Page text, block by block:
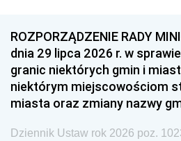
ROZPORZĄDZENIE RADY
dnia 29 lipca 2026 r. w
granic niektórych gmin i
niektórym miejscowościom
miasta oraz zmiany nazwy
Dziennik Ustaw rok 2026 poz.